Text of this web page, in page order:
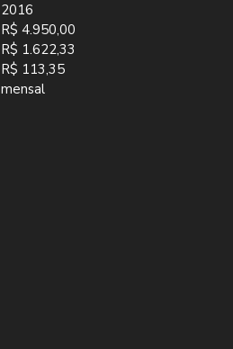
2016
R$ 4.950,00
R$ 1.622,33
R$ 113,35
mensal